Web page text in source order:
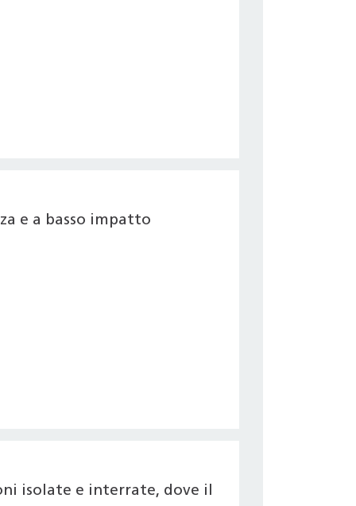
e a basso impatto
isolate e interrate, dove il